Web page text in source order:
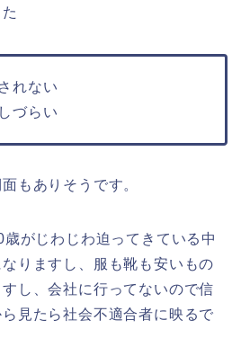
れない
づらい
もありそうです。
がじわじわ迫ってきている中
りますし、服も靴も安いもの
し、会社に行ってないので信
見たら社会不適合者に映るで